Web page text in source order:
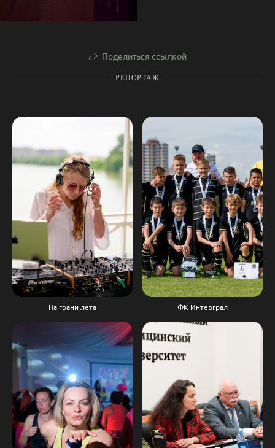
Поделиться ссылкой
РЕПОРТАЖ
На грани лета ФК Интерграл